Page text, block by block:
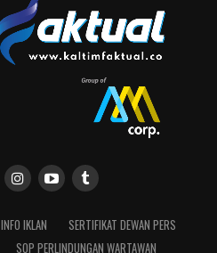
INFO IKLAN
SERTIFIKAT DEWAN PERS
SOP PERLINDUNGAN WARTAWAN